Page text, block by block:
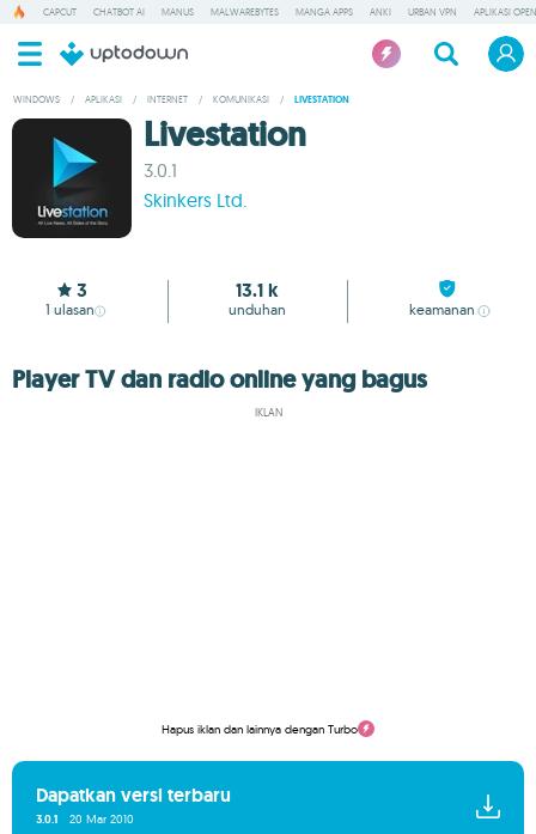
CAPCUT CHATBOT AI MANUS MALWAREBYTES MANGA APPS ANKI URBAN VPN APLIKASI
WINDOWS / APLIKASI / INTERNET / KOMUNIKASI / LIVESTATION
Livestation
3.0.1
Skinkers Ltd.
3
1 ulasan
13.1 k
unduhan keamanan
Player TV dan radio online yang bagus
IKLAN
Hapus iklan dan lainnya dengan Turbo
Dapatkan versi terbaru
3.0.1 20 Mar 2010